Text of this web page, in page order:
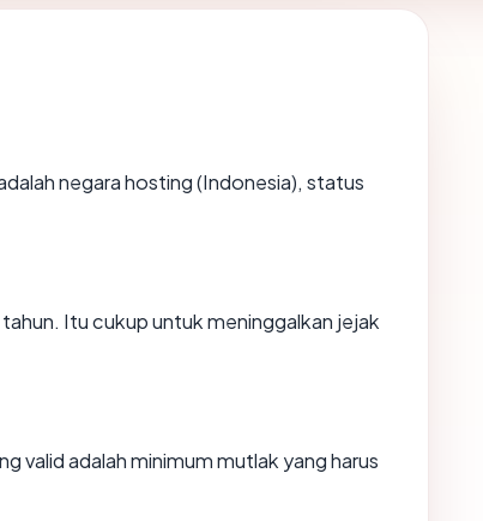
negara hosting (Indonesia), status
Itu cukup untuk meninggalkan jejak
valid adalah minimum mutlak yang harus